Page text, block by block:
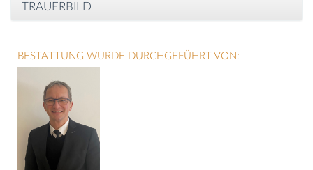
TRAUERBILD
BESTATTUNG WURDE DURCHGEFÜHRT VON: